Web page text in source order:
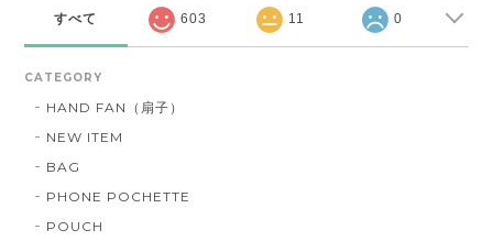
すべて 603 11 0
CATEGORY
HAND FAN（扇子）
NEW ITEM
BAG
PHONE POCHETTE
POUCH